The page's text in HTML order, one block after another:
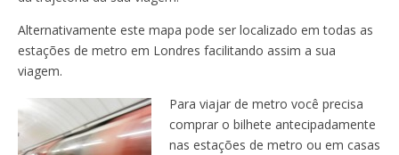
Alternativamente este mapa pode ser localizado em todas as
estações de metro em Londres facilitando assim a sua
viagem.
Para viajar de metro você precisa
comprar o bilhete antecipadamente
nas estações de metro ou em casas